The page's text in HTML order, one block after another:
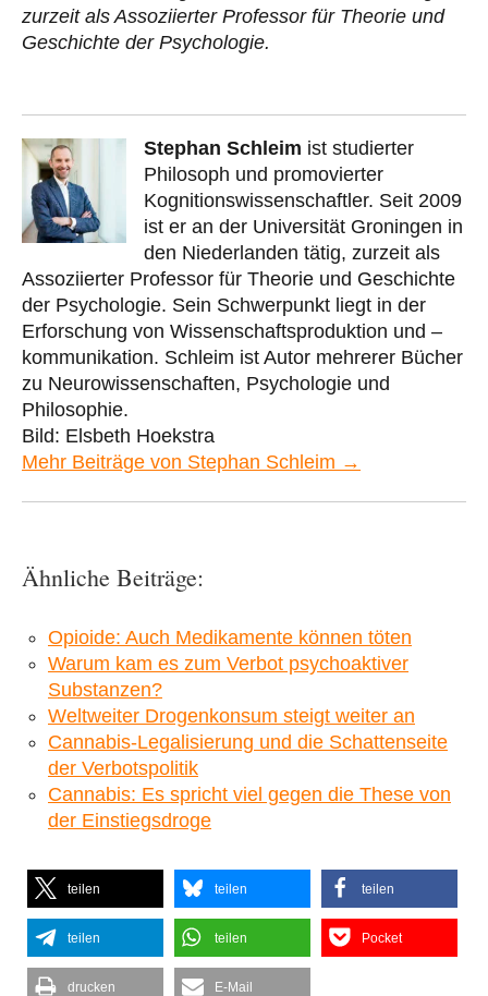
zurzeit als Assoziierter Professor für Theorie und
Geschichte der Psychologie.
Stephan Schleim ist studierter
Philosoph und promovierter
Kognitionswissenschaftler. Seit 2009
ist er an der Universität Groningen in
den Niederlanden tätig, zurzeit als
Assoziierter Professor für Theorie und Geschichte
der Psychologie. Sein Schwerpunkt liegt in der
Erforschung von Wissenschaftsproduktion und –
kommunikation. Schleim ist Autor mehrerer Bücher
zu Neurowissenschaften, Psychologie und
Philosophie.
Bild: Elsbeth Hoekstra
Mehr Beiträge von Stephan Schleim →
Ähnliche Beiträge:
Opioide: Auch Medikamente können töten
Warum kam es zum Verbot psychoaktiver
Substanzen?
Weltweiter Drogenkonsum steigt weiter an
Cannabis-Legalisierung und die Schattenseite
der Verbotspolitik
Cannabis: Es spricht viel gegen die These von
der Einstiegsdroge
teilen teilen teilen
teilen teilen Pocket
drucken E-Mail